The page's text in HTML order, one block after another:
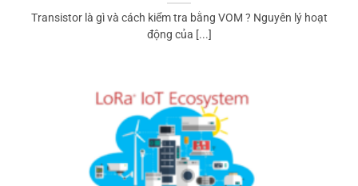
Transistor là gì và cách kiểm tra bằng VOM ? Nguyên lý hoạt
động của [...]